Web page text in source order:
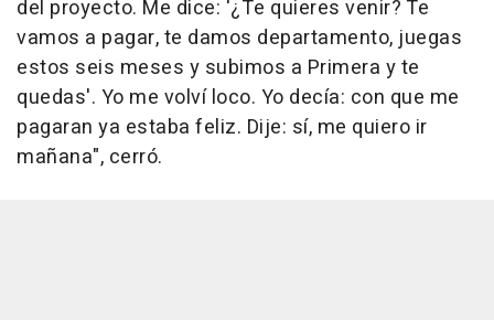
del proyecto. Me dice: '¿Te quieres venir? Te
vamos a pagar, te damos departamento, juegas
estos seis meses y subimos a Primera y te
quedas'. Yo me volví loco. Yo decía: con que me
pagaran ya estaba feliz. Dije: sí, me quiero ir
mañana", cerró.